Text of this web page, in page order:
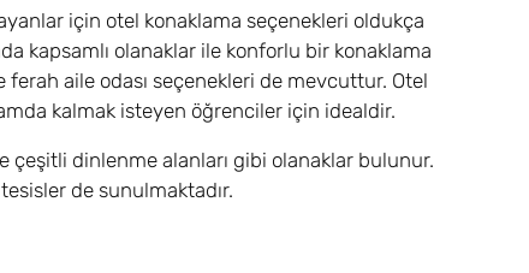
için otel konaklama seçenekleri oldukça
kapsamlı olanaklar ile konforlu bir konaklama
ferah aile odası seçenekleri de mevcuttur. Otel
kalmak isteyen öğrenciler için idealdir.
çeşitli dinlenme alanları gibi olanaklar bulunur.
de sunulmaktadır.